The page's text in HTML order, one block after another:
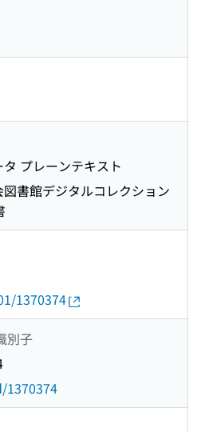
プレーンテキスト
書館デジタルコレクション
1370374
別子